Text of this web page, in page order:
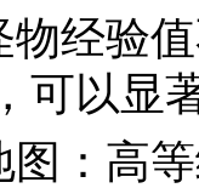
物经验
可以显
图：高